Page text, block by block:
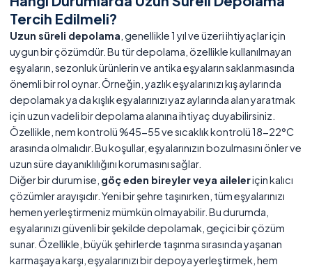
Tercih Edilmeli?
Uzun süreli depolama , genellikle 1 yıl ve üzeri ihtiyaçlar için
uygun bir çözümdür. Bu tür depolama, özellikle kullanılmayan
eşyaların, sezonluk ürünlerin ve antika eşyaların saklanmasında
önemli bir rol oynar. Örneğin, yazlık eşyalarınızı kış aylarında
depolamak ya da kışlık eşyalarınızı yaz aylarında alan yaratmak
için uzun vadeli bir depolama alanına ihtiyaç duyabilirsiniz.
Özellikle, nem kontrolü %45-55 ve sıcaklık kontrolü 18-22°C
arasında olmalıdır. Bu koşullar, eşyalarınızın bozulmasını önler ve
uzun süre dayanıklılığını korumasını sağlar.
Diğer bir durum ise, göç eden bireyler veya aileleriçin kalıcı
çözümler arayışıdır. Yeni bir şehre taşınırken, tüm eşyalarınızı
hemen yerleştirmeniz mümkün olmayabilir. Bu durumda,
eşyalarınızı güvenli bir şekilde depolamak, geçici bir çözüm
sunar. Özellikle, büyük şehirlerde taşınma sırasında yaşanan
karmaşaya karşı, eşyalarınızı bir depoya yerleştirmek, hem